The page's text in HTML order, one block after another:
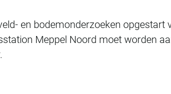
en bodemonderzoeken
Meppel Noord moet worden